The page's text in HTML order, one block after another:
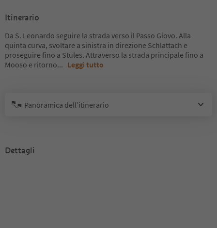
Itinerario
Da S. Leonardo seguire la strada verso il Passo Giovo. Alla
quinta curva, svoltare a sinistra in direzione Schlattach e
proseguire fino a Stules. Attraverso la strada principale fino a
Mooso e ritorno... Leggi tutto
Panoramica dell’itinerario
Dettagli